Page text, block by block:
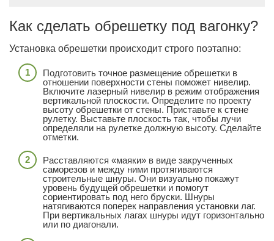
Как сделать обрешетку под вагонку?
Установка обрешетки происходит строго поэтапно:
Подготовить точное размещение обрешетки в
отношении поверхности стены поможет нивелир.
Включите лазерный нивелир в режим отображения
вертикальной плоскости. Определите по проекту
высоту обрешетки от стены. Приставьте к стене
рулетку. Выставьте плоскость так, чтобы лучи
определяли на рулетке должную высоту. Сделайте
отметки.
Расставляются «маяки» в виде закрученных
саморезов и между ними протягиваются
строительные шнуры. Они визуально покажут
уровень будущей обрешетки и помогут
сориентировать под него бруски. Шнуры
натягиваются поперек направления установки лаг.
При вертикальных лагах шнуры идут горизонтально
или по диагонали.